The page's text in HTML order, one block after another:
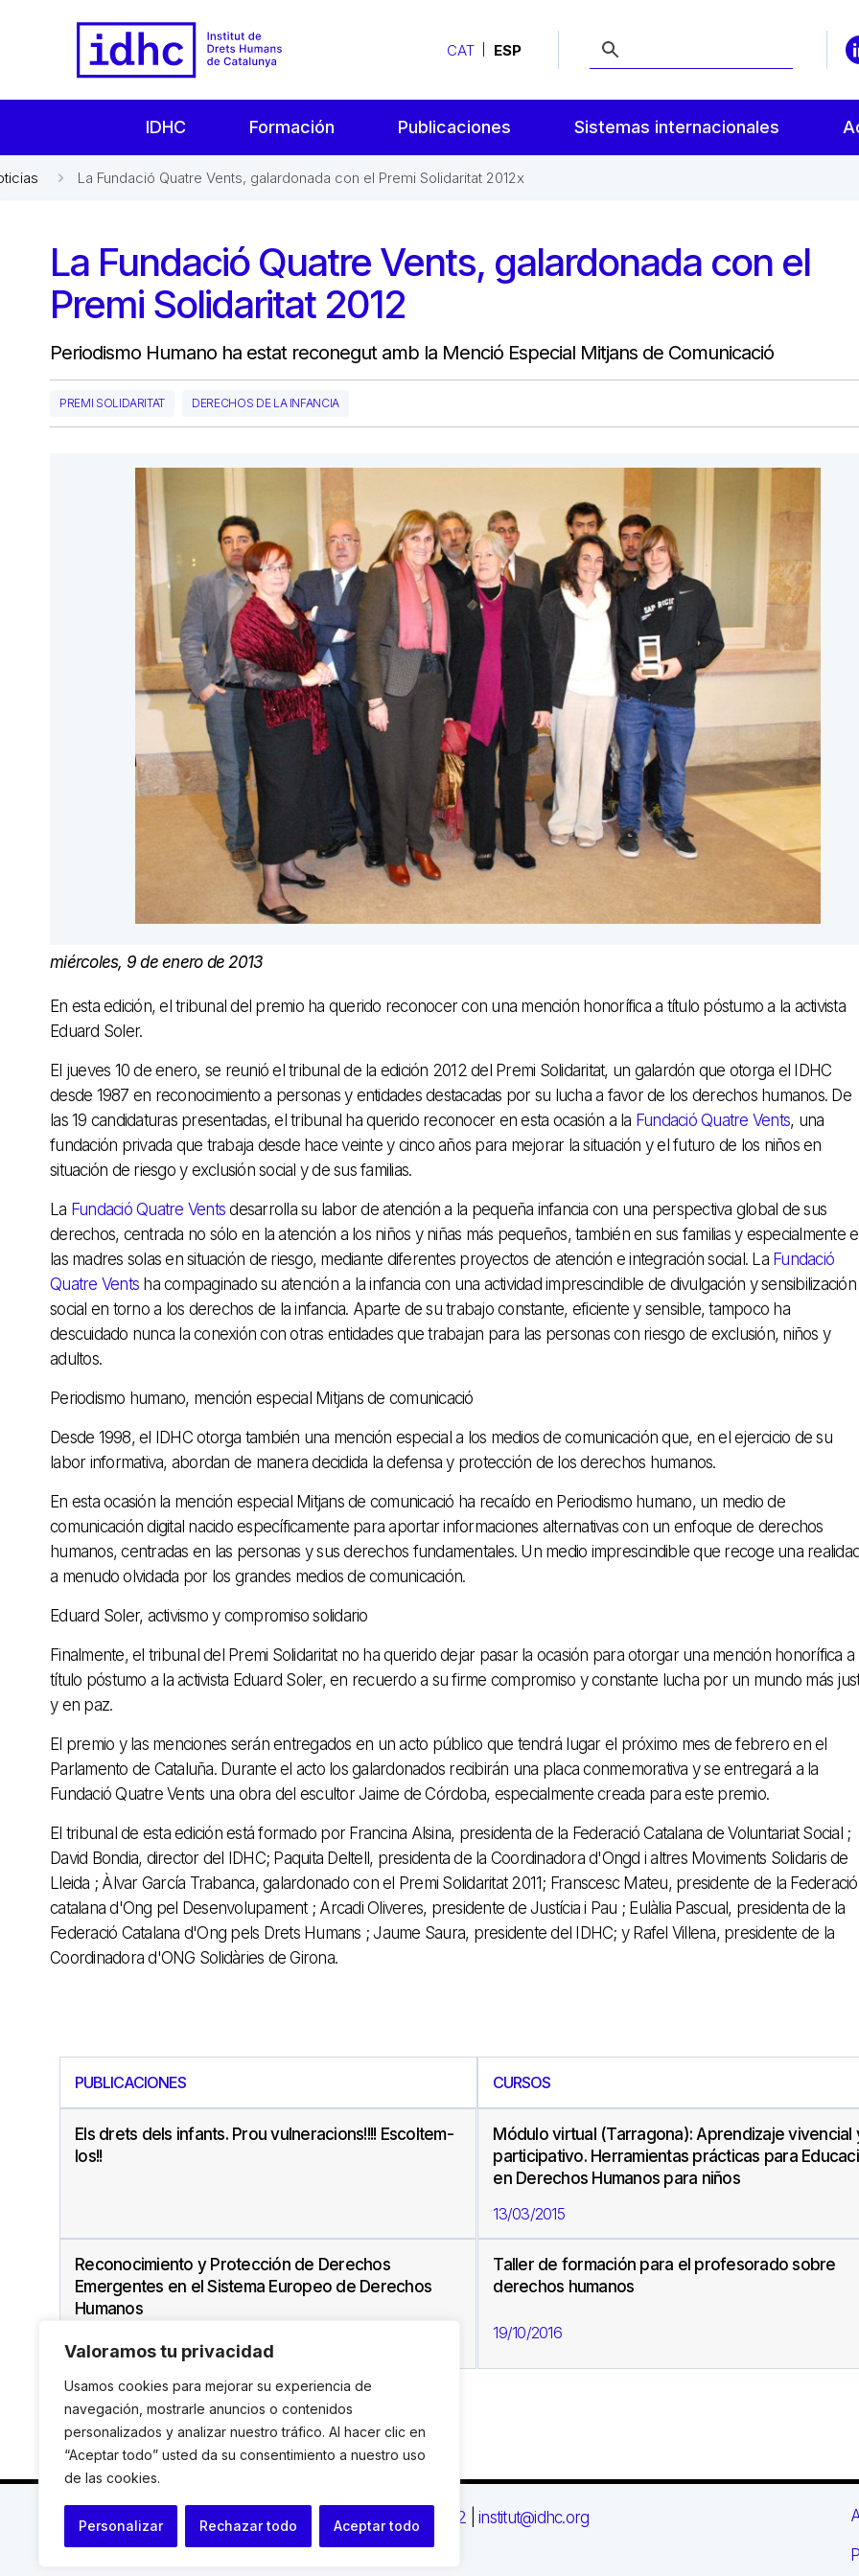
Valoramos tu privacidad
Usamos cookies para mejorar su experiencia de
navegación, mostrarle anuncios o contenidos
personalizados y analizar nuestro tráfico. Al hacer clic en
“Aceptar todo” usted da su consentimiento a nuestro uso
de las cookies.
Personalizar Rechazar todo Aceptar todo
CAT ESP
IDHC Formación Publicaciones Sistemas internacionales
La Fundació Quatre Vents, galardonada con el Premi Solidaritat 2012x
La Fundació Quatre Vents, galardonada con el
Premi Solidaritat 2012
Periodismo Humano ha estat reconegut amb la Menció Especial Mitjans de Comunicació
PREMI SOLIDARITAT DERECHOS DE LA INFANCIA
miércoles, 9 de enero de 2013
En esta edición, el tribunal del premio ha querido reconocer con una mención honorífica a título póstumo a la activista
Eduard Soler.
El jueves 10 de enero, se reunió el tribunal de la edición 2012 del Premi Solidaritat, un galardón que otorga el IDHC
desde 1987 en reconocimiento a personas y entidades destacadas por su lucha a favor de los derechos humanos. De
las 19 candidaturas presentadas, el tribunal ha querido reconocer en esta ocasión a la Fundació Quatre Vents, una
fundación privada que trabaja desde hace veinte y cinco años para mejorar la situación y el futuro de los niños en
situación de riesgo y exclusión social y de sus familias.
La Fundació Quatre Vents desarrolla su labor de atención a la pequeña infancia con una perspectiva global de sus
derechos, centrada no sólo en la atención a los niños y niñas más pequeños, también en sus familias y especialmente
las madres solas en situación de riesgo, mediante diferentes proyectos de atención e integración social. La Fundació
Quatre Vents ha compaginado su atención a la infancia con una actividad imprescindible de divulgación y sensibilización
social en torno a los derechos de la infancia. Aparte de su trabajo constante, eficiente y sensible, tampoco ha
descuidado nunca la conexión con otras entidades que trabajan para las personas con riesgo de exclusión, niños y
adultos.
Periodismo humano, mención especial Mitjans de comunicació
Desde 1998, el IDHC otorga también una mención especial a los medios de comunicación que, en el ejercicio de su
labor informativa, abordan de manera decidida la defensa y protección de los derechos humanos.
En esta ocasión la mención especial Mitjans de comunicació ha recaído en Periodismo humano, un medio de
comunicación digital nacido específicamente para aportar informaciones alternativas con un enfoque de derechos
humanos, centradas en las personas y sus derechos fundamentales. Un medio imprescindible que recoge una
a menudo olvidada por los grandes medios de comunicación.
Eduard Soler, activismo y compromiso solidario
Finalmente, el tribunal del Premi Solidaritat no ha querido dejar pasar la ocasión para otorgar una mención honorífica a
título póstumo a la activista Eduard Soler, en recuerdo a su firme compromiso y constante lucha por un mundo más
y en paz.
El premio y las menciones serán entregados en un acto público que tendrá lugar el próximo mes de febrero en el
Parlamento de Cataluña. Durante el acto los galardonados recibirán una placa conmemorativa y se entregará a la
Fundació Quatre Vents una obra del escultor Jaime de Córdoba, especialmente creada para este premio.
El tribunal de esta edición está formado por Francina Alsina, presidenta de la Federació Catalana de Voluntariat Social ;
David Bondia, director del IDHC; Paquita Deltell, presidenta de la Coordinadora d'Ongd i altres Moviments Solidaris de
Lleida ; Àlvar García Trabanca, galardonado con el Premi Solidaritat 2011; Franscesc Mateu, presidente de la Federació
catalana d'Ong pel Desenvolupament ; Arcadi Oliveres, presidente de Justícia i Pau ; Eulàlia Pascual, presidenta de la
Federació Catalana d'Ong pels Drets Humans ; Jaume Saura, presidente del IDHC; y Rafel Villena, presidente de la
Coordinadora d'ONG Solidàries de Girona.
PUBLICACIONES
Els drets dels infants. Prou vulneracions!!!! Escoltem-
los!!
Reconocimiento y Protección de Derechos
Emergentes en el Sistema Europeo de Derechos
Humanos
CURSOS
Módulo virtual (Tarragona): Aprendizaje vivencial
participativo. Herramientas prácticas para
en Derechos Humanos para niños
13/03/2015
Taller de formación para el profesorado sobre
derechos humanos
19/10/2016
C. Avinyó 44, 2n | 08002 Barcelona | T.: +34 93 119 03 72 institut@idhc.org